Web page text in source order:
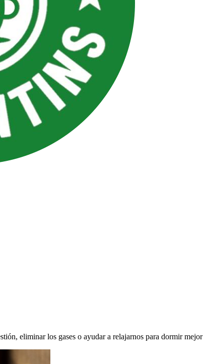
eliminar los gases o ayudar a relajarnos para dormir mejor